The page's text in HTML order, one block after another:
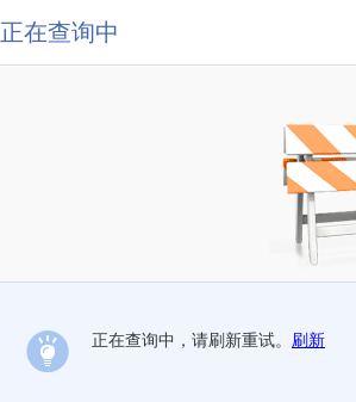
正在查询中
正在查询中，请刷新重试。 刷新